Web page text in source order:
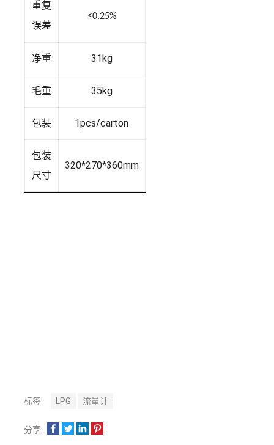
重复
误差
≤0.25%
净重 31kg
毛重 35kg
包装 1pcs/carton
包装
尺寸
320*270*360mm
标签: LPG 流量计
分享: